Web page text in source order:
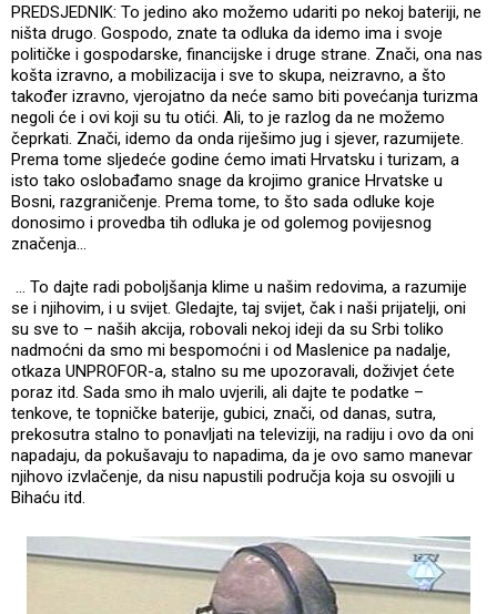
PREDSJEDNIK: To jedino ako možemo udariti po nekoj bateriji, ne
ništa drugo. Gospodo, znate ta odluka da idemo ima i svoje
političke i gospodarske, financijske i druge strane. Znači, ona nas
košta izravno, a mobilizacija i sve to skupa, neizravno, a što
također izravno, vjerojatno da neće samo biti povećanja turizma
negoli će i ovi koji su tu otići. Ali, to je razlog da ne možemo
čeprkati. Znači, idemo da onda riješimo jug i sjever, razumijete.
Prema tome sljedeće godine ćemo imati Hrvatsku i turizam, a
isto tako oslobađamo snage da krojimo granice Hrvatske u
Bosni, razgraničenje. Prema tome, to što sada odluke koje
donosimo i provedba tih odluka je od golemog povijesnog
značenja...
... To dajte radi poboljšanja klime u našim redovima, a razumije
se i njihovim, i u svijet. Gledajte, taj svijet, čak i naši prijatelji, oni
su sve to – naših akcija, robovali nekoj ideji da su Srbi toliko
nadmoćni da smo mi bespomoćni i od Maslenice pa nadalje,
otkaza UNPROFOR-a, stalno su me upozoravali, doživjet ćete
poraz itd. Sada smo ih malo uvjerili, ali dajte te podatke –
tenkove, te topničke baterije, gubici, znači, od danas, sutra,
prekosutra stalno to ponavljati na televiziji, na radiju i ovo da oni
napadaju, da pokušavaju to napadima, da je ovo samo manevar
njihovo izvlačenje, da nisu napustili područja koja su osvojili u
Bihaću itd.